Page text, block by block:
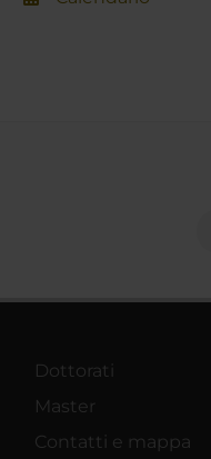
Dottorati
Master
Contatti e mappa